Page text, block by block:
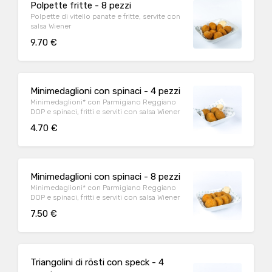
Polpette fritte - 8 pezzi
Polpette di vitello panate e fritte, servite con
salsa Wiener
9.70 €
Minimedaglioni con spinaci - 4 pezzi
Minimedaglioni* con Parmigiano Reggiano
DOP e spinaci, fritti e serviti con salsa Wiener
4.70 €
Minimedaglioni con spinaci - 8 pezzi
Minimedaglioni* con Parmigiano Reggiano
DOP e spinaci, fritti e serviti con salsa Wiener
7.50 €
Triangolini di rösti con speck - 4